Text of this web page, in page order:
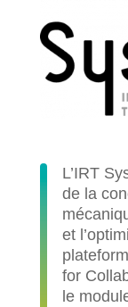
L’IRT
de la
et
for
le